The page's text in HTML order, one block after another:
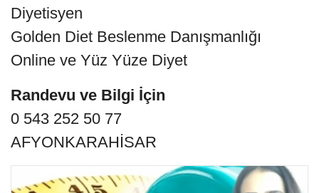
Diyetisyen
Golden Diet Beslenme Danışmanlığı
Online ve Yüz Yüze Diyet
‍Randevu ve Bilgi İçin
0 543 252 50 77
AFYONKARAHİSAR